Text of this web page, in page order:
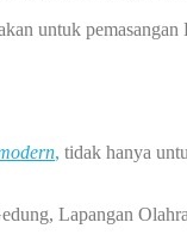
untuk
, tidak hanya
Lapangan